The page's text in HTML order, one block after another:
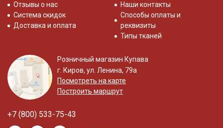
Отзывы о нас
Система скидок
Доставка и оплата
Наши контакты
Способы оплаты и
реквизиты
Типы тканей
Розничный магазин Купава
г. Киров, ул. Ленина, 79а
Посмотреть на карте
Построить маршрут
+7 (800) 533-75-43